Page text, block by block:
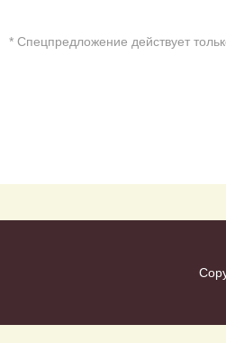
* Cпецпредложение действует